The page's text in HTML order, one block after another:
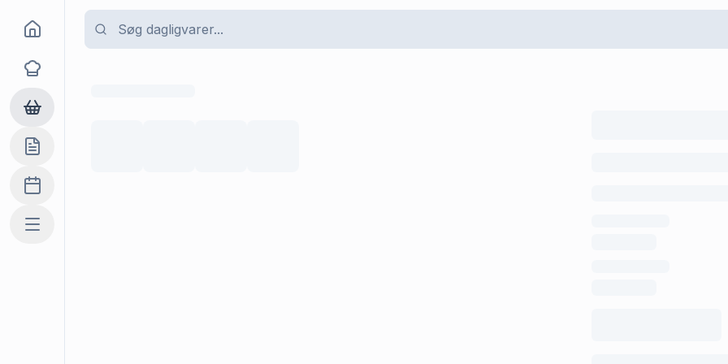
Goma
Opskrifter
Dagligvarer
Indkøbslisten
Madplan
Mere